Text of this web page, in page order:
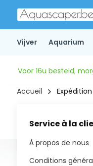
Vijver Aquarium
Voor 16u besteld,
Accueil
Service à la
À propos de nous
Conditions